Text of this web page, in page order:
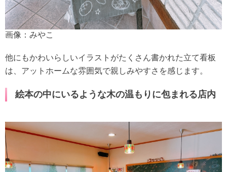
画像：みやこ
他にもかわいらしいイラストがたくさん書かれた立て看板
は、アットホームな雰囲気で親しみやすさを感じます。
絵本の中にいるような木の温もりに包まれる店内